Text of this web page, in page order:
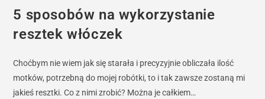
5 sposobów na wykorzystanie
resztek włóczek
Choćbym nie wiem jak się starała i precyzyjnie obliczała ilość
motków, potrzebną do mojej robótki, to i tak zawsze zostaną mi
jakieś resztki. Co z nimi zrobić? Można je całkiem…